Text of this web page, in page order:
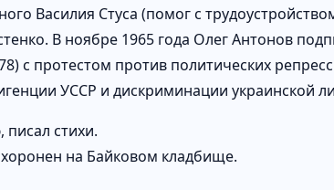
Василия Стуса (помог с
В ноябре 1965 года Олег Антонов
с протестом против политических
УССР и дискриминации украинской
стихи.
на Байковом кладбище.